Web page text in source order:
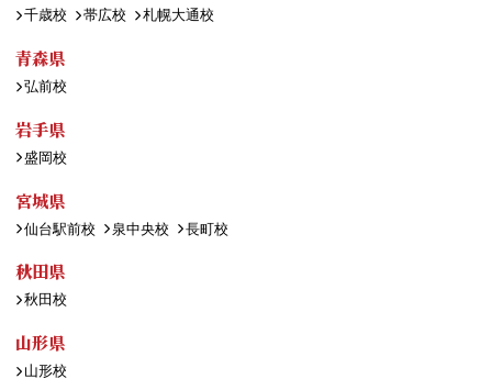
千歳校
帯広校 札幌大通校
青森県
弘前校
岩手県
盛岡校
宮城県
仙台駅前校 泉中央校 長町校
秋田県
秋田校
山形県
山形校